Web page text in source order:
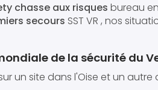
chasse aux risques bureau
secours SST VR , nos
de la sécurité du
un site dans l'Oise et un autre